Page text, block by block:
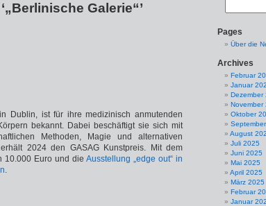
Galerie“’
Dublin, ist für ihre medizinisch anmutenden
bekannt. Dabei beschäftigt sie sich mit
Methoden, Magie und alternativen
2024 den GASAG Kunstpreis. Mit dem
10.000 Euro und die Ausstellung „edge out“ in
.
Pages
Über die
Archives
Februar
Januar
Dezember
November
Oktober
August
Juli 2025
Juni 2025
Mai 2025
April 2025
März 2025
Februar
Januar